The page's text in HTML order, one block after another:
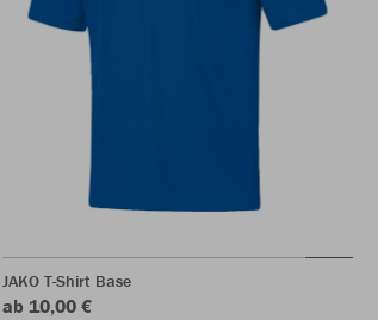
JAKO T-Shirt Base
ab 10,00 €